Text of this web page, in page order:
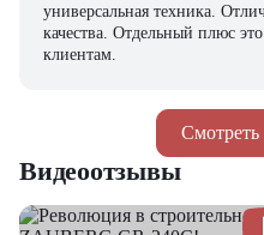
Смотреть
универсальная техника.
качества. Отдельный плюс
клиентам.
Видеоотзывы